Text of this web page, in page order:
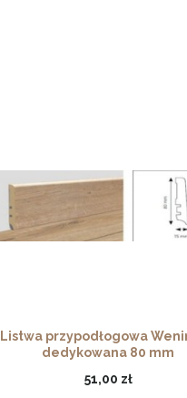
Listwa przypodłogowa
dedykowana 80 mm
51,00 zł